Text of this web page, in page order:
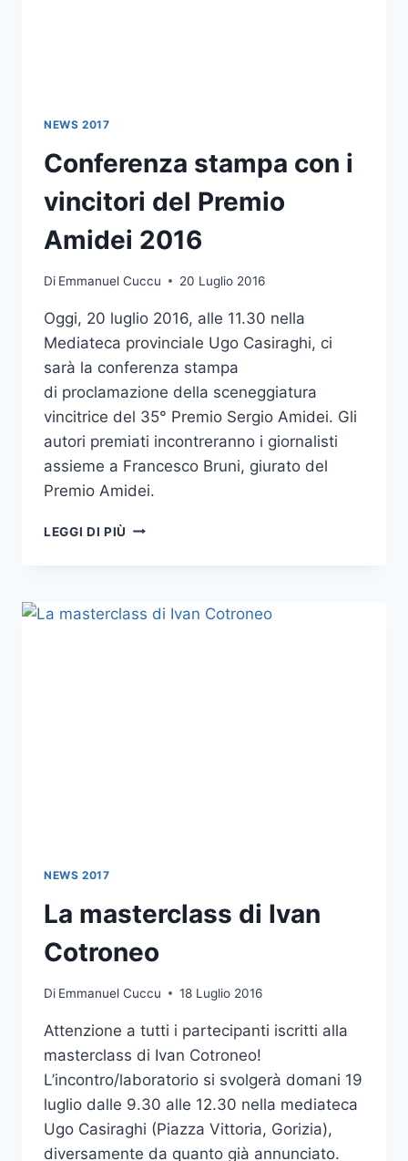
NEWS 2017
Conferenza stampa con i
vincitori del Premio
Amidei 2016
Di Emmanuel Cuccu 20 Luglio 2016
Oggi, 20 luglio 2016, alle 11.30 nella
Mediateca provinciale Ugo Casiraghi, ci
sarà la conferenza stampa
di proclamazione della sceneggiatura
vincitrice del 35° Premio Sergio Amidei. Gli
autori premiati incontreranno i giornalisti
assieme a Francesco Bruni, giurato del
Premio Amidei.
LEGGI DI PIÙ CONFERENZA
DEL
NEWS 2017
La masterclass di Ivan
Cotroneo
Di Emmanuel Cuccu 18 Luglio 2016
Attenzione a tutti i partecipanti iscritti alla
masterclass di Ivan Cotroneo!
L’incontro/laboratorio si svolgerà domani 19
luglio dalle 9.30 alle 12.30 nella mediateca
Ugo Casiraghi (Piazza Vittoria, Gorizia),
diversamente da quanto già annunciato.